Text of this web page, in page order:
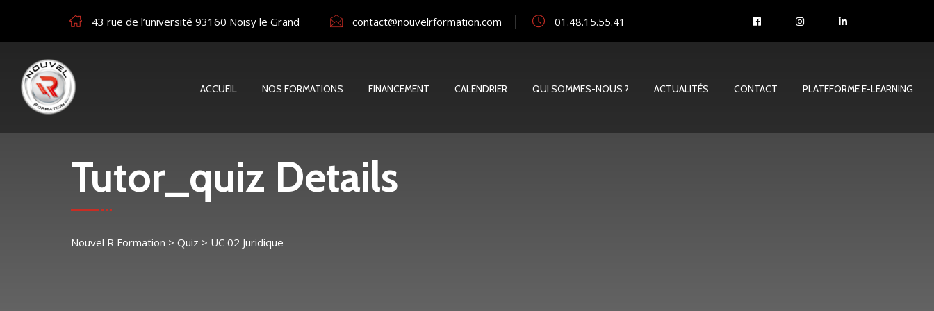
43 rue de l’université 93160 Noisy le Grand contact@nouvelrformation.com 01.48.15.55.41
ACCUEIL NOS FORMATIONS FINANCEMENT CALENDRIER QUI SOMMES-NOUS ? ACTUALITÉS CONTACT PLATEFORME E-LEARNING
Tutor_quiz Details
Nouvel R Formation > Quiz > UC 02 Juridique